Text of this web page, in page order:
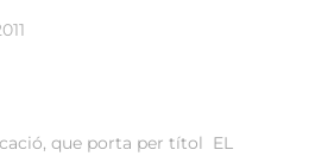
que porta per títol EL